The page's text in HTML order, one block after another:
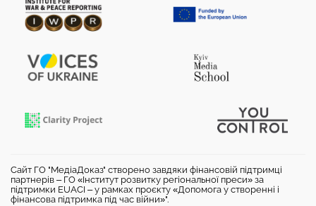
Сайт ГО "МедіаДоказ" створено завдяки фінансовій підтримці
партнерів – ГО «Інститут розвитку регіональної преси» за
підтримки EUACI – у рамках проєкту «Допомога у створенні і
фінансова підтримка під час війни»".